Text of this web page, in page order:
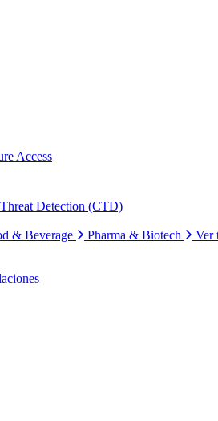
Access
Detection (CTD)
& Beverage Pharma & Biotech
Ver